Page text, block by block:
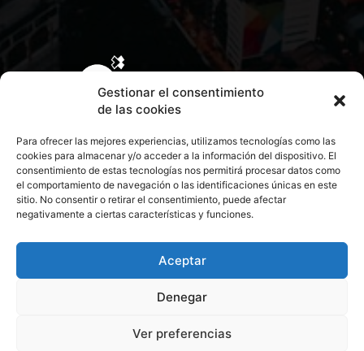
Gestionar el consentimiento
de las cookies
Para ofrecer las mejores experiencias, utilizamos tecnologías como las
cookies para almacenar y/o acceder a la información del dispositivo. El
consentimiento de estas tecnologías nos permitirá procesar datos como
el comportamiento de navegación o las identificaciones únicas en este
sitio. No consentir o retirar el consentimiento, puede afectar
negativamente a ciertas características y funciones.
Aceptar
Denegar
Ver preferencias
CONTACTA CON NOSOTROS